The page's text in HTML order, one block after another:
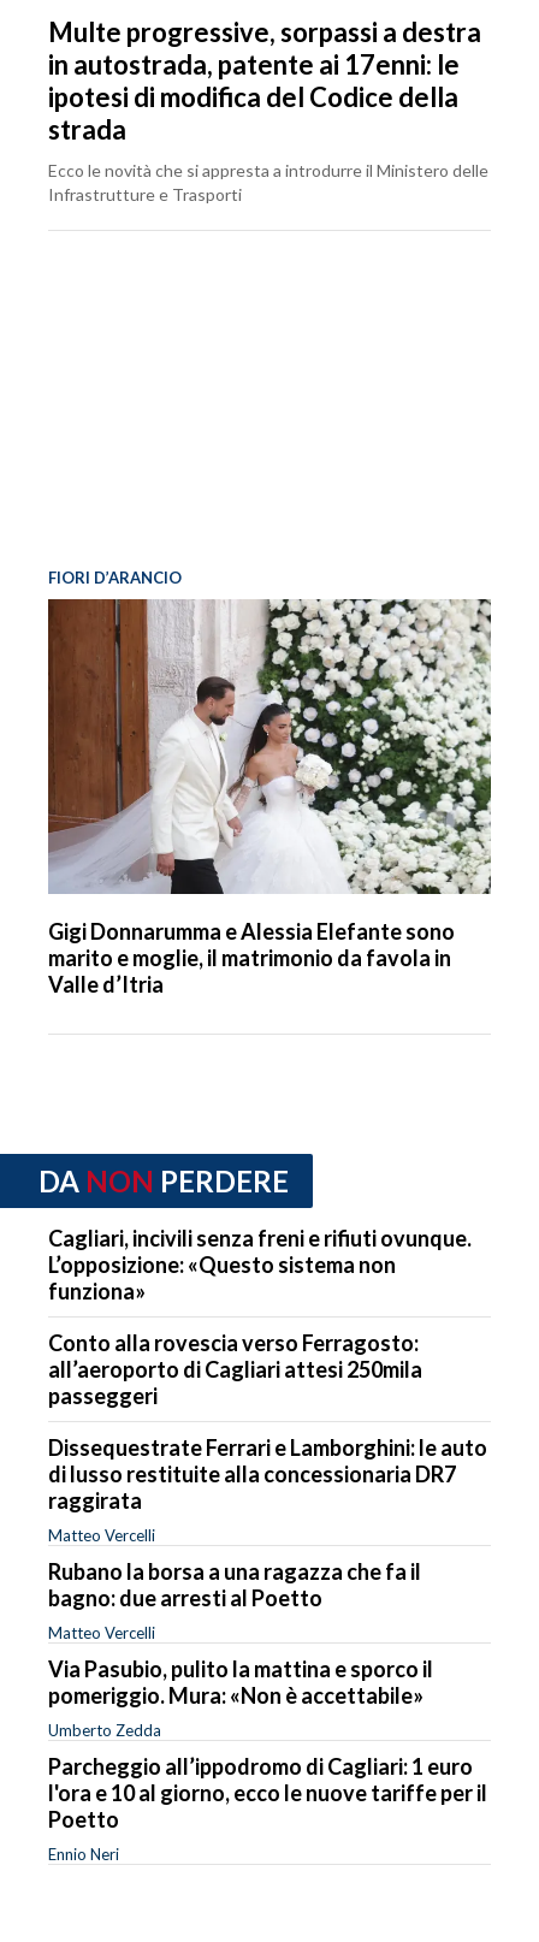
Multe progressive, sorpassi a destra
in autostrada, patente ai 17enni: le
ipotesi di modifica del Codice della
strada
Ecco le novità che si appresta a introdurre il Ministero delle
Infrastrutture e Trasporti
FIORI D’ARANCIO
Gigi Donnarumma e Alessia Elefante sono
marito e moglie, il matrimonio da favola in
Valle d’Itria
DA NON PERDERE
Cagliari, incivili senza freni e rifiuti ovunque.
L’opposizione: «Questo sistema non
funziona»
Conto alla rovescia verso Ferragosto:
all’aeroporto di Cagliari attesi 250mila
passeggeri
Dissequestrate Ferrari e Lamborghini: le auto
di lusso restituite alla concessionaria DR7
raggirata
Matteo Vercelli
Rubano la borsa a una ragazza che fa il
bagno: due arresti al Poetto
Matteo Vercelli
Via Pasubio, pulito la mattina e sporco il
pomeriggio. Mura: «Non è accettabile»
Umberto Zedda
Parcheggio all’ippodromo di Cagliari: 1 euro
l'ora e 10 al giorno, ecco le nuove tariffe per il
Poetto
Ennio Neri